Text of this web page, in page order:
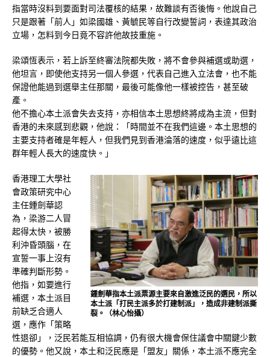
指當時沒料到要面對司法覆核的結果，故難談有否後悔。他說自己
只是跟著「前人」如梁國雄、黃毓民等自行改變誓詞，表達其政治
立場，怎料到今日竟不容許他故技重施。
梁頌恆表示，若上訴至終審法院都失敗，將不會參與補選或助選，
他坦言，即使他支持另一個人參選，代表自己進入立法會，也不能
保證他能過到選舉主任那關，最後可能像他一樣被控告，甚至破
產。
他不擔心本土派會失去支持，亦相信本土思想終將成為主流，但對
香港的未來感到悲觀，他說：「時間並不在我們這邊。本土思想的
主要支持者確是年輕人，但我們見到香港淪落的速度，似乎遠比這
群年輕人長大的速度快。」
鍾劍華指本土派票源主要來自激進泛民的選民，所以
本土派「打民主派多於打建制派」，造成非建制派撕
裂。（林心怡攝）
香港理工大學社
會政策研究中心
主任鍾劍華認
為，梁游二人冒
起得太快，被勝
利沖昏頭腦，在
宣誓一事上沒有
準確判斷形勢。
他指，如要進行
補選，本土派目
前缺乏合適人
選，應作「策略
性退卻」，泛民若能互相協調，仍有很大機會保住議會中關鍵少數
的優勢。他又說，本土和泛民應是「盟友」關係，本土派不應完全